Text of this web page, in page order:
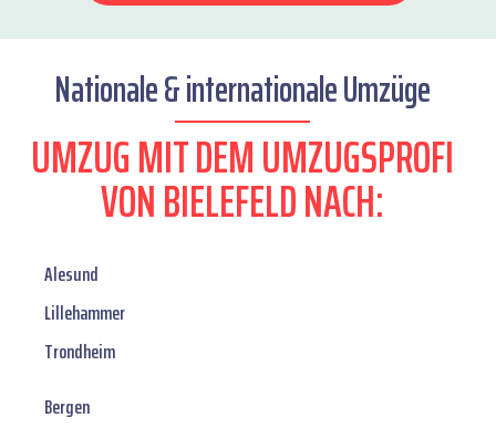
Nationale & internationale Umzüge
UMZUG MIT DEM UMZUGSPROFI
VON BIELEFELD NACH:
Alesund
Lillehammer
Trondheim
Bergen